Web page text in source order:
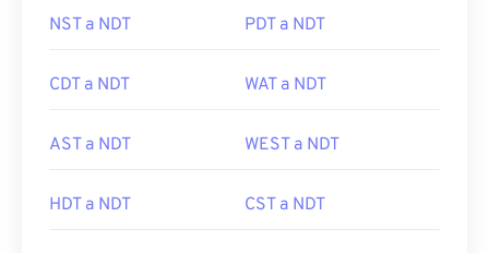
NST a NDT PDT a NDT
CDT a NDT WAT a NDT
AST a NDT WEST a NDT
HDT a NDT CST a NDT